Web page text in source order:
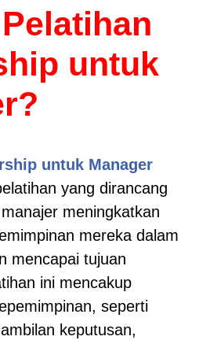
untuk
untuk Manager
yang dirancang
meningkatkan
mereka dalam
mencapai tujuan
ini mencakup
seperti
keputusan,